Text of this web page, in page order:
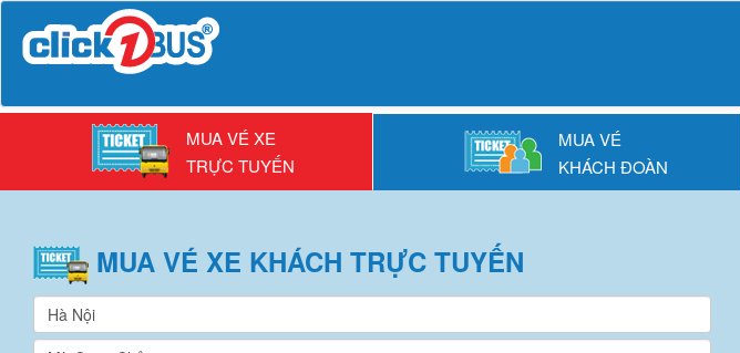
MUA VÉ XE
TRỰC TUYẾN
MUA VÉ
KHÁCH ĐOÀN
MUA VÉ XE KHÁCH TRỰC TUYẾN